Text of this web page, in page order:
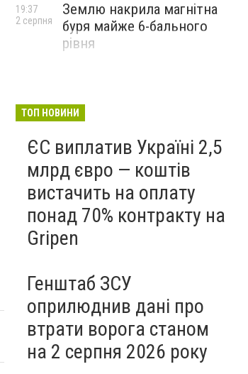
Землю накрила магнітна
буря майже 6-бального
рівня
19:37
2 серпня
ТОП НОВИНИ
ЄС виплатив Україні 2,5
млрд євро — коштів
вистачить на оплату
понад 70% контракту на
Gripen
Генштаб ЗСУ
оприлюднив дані про
втрати ворога станом
на 2 серпня 2026 року